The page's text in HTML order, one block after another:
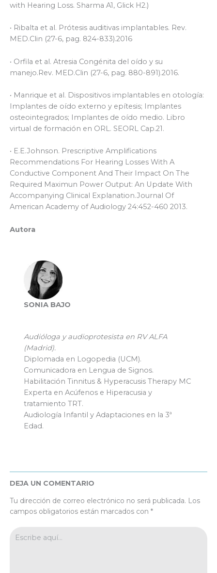
with Hearing Loss. Sharma A1, Glick H2.)
• Ribalta et al. Prótesis auditivas implantables. Rev.
MED.Clin (27-6, pag. 824-833).2016
• Orfila et al. Atresia Congénita del oído y su
manejo.Rev. MED.Clin (27-6, pag. 880-891).2016.
• Manrique et al. Dispositivos implantables en otología:
Implantes de oído externo y epítesis; Implantes
osteointegrados; Implantes de oído medio. Libro
virtual de formación en ORL. SEORL Cap.21.
• E.E.Johnson. Prescriptive Amplifications
Recommendations For Hearing Losses With A
Conductive Component And Their Impact On The
Required Maximun Power Output: An Update With
Accompanying Clinical Explanation.Journal Of
American Academy of Audiology 24:452-460 2013.
Autora
SONIA BAJO
Audióloga y audioprotesista en RV ALFA
(Madrid).
Diplomada en Logopedia (UCM).
Comunicadora en Lengua de Signos.
Habilitación Tinnitus & Hyperacusis Therapy MC
Experta en Acúfenos e Hiperacusia y
tratamiento TRT.
Audiología Infantil y Adaptaciones en la 3ª
Edad.
DEJA UN COMENTARIO
Tu dirección de correo electrónico no será publicada. Los
campos obligatorios están marcados con *
aquí...